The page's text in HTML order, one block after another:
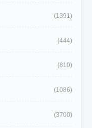
(1391)
(444)
(810)
(1086)
(3700)